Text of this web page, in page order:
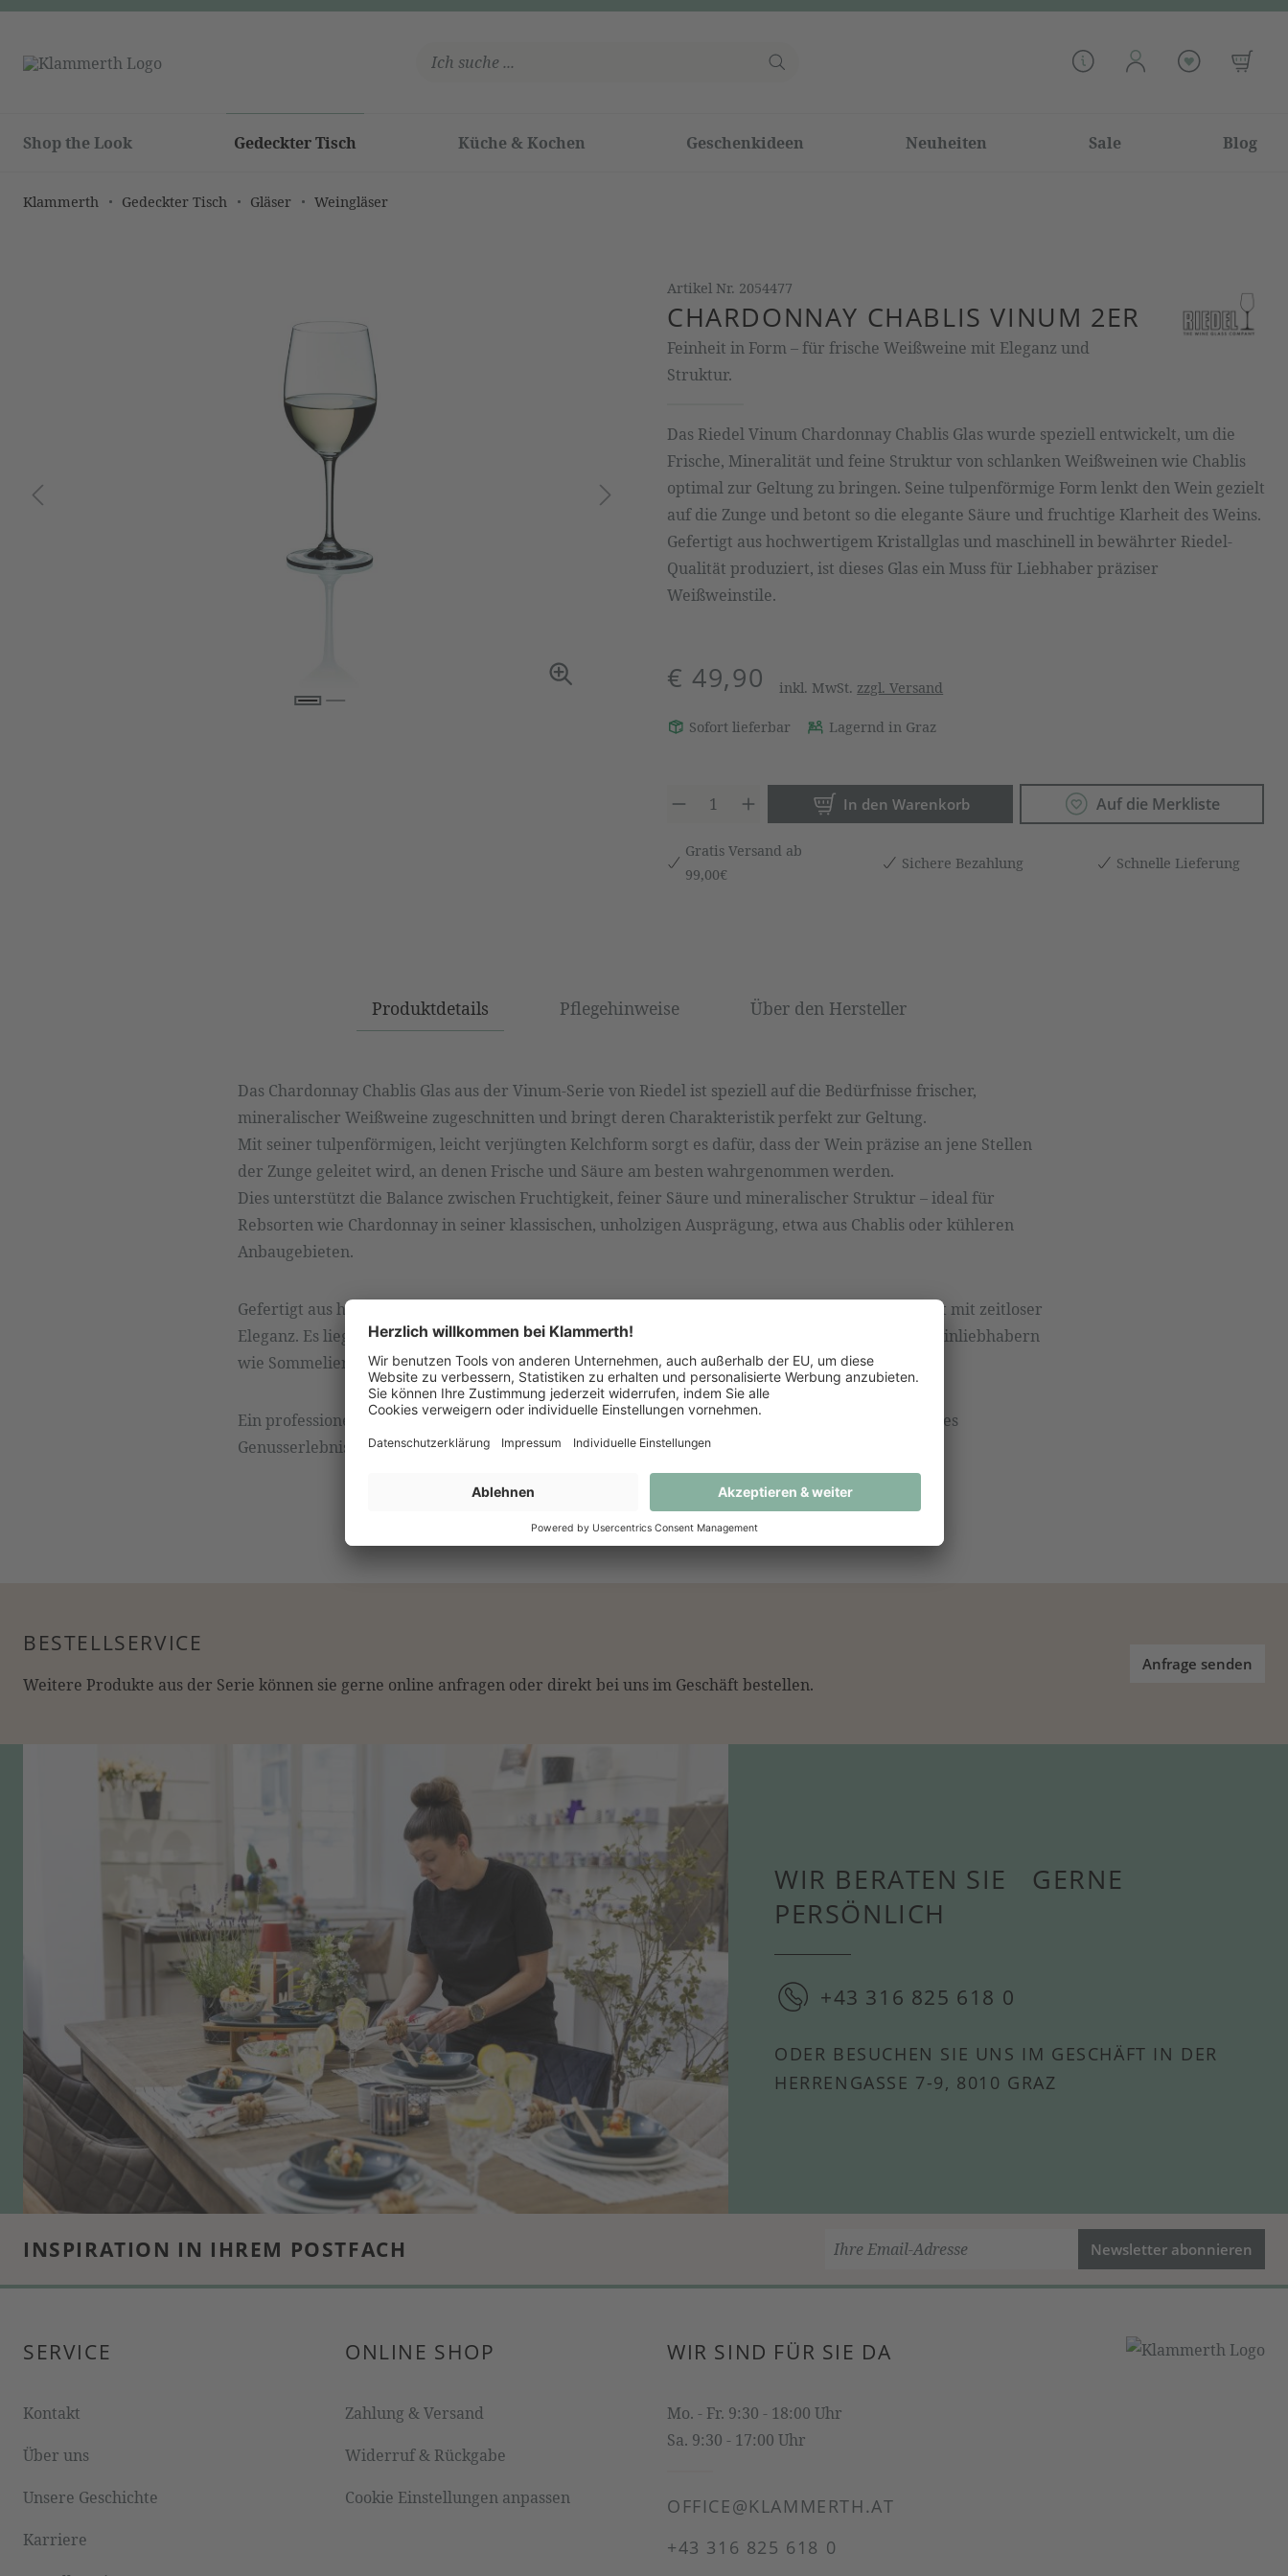
Shop the Look Gedeckter Tisch Küche & Kochen Geschenkideen Neuheiten Sale Blog
Klammerth Gedeckter Tisch Gläser Weingläser
Artikel Nr. 2054477
CHARDONNAY CHABLIS VINUM 2ER
Feinheit in Form – für frische Weißweine mit Eleganz und
Struktur.
Das Riedel Vinum Chardonnay Chablis Glas wurde speziell entwickelt, um die
Frische, Mineralität und feine Struktur von schlanken Weißweinen wie Chablis
optimal zur Geltung zu bringen. Seine tulpenförmige Form lenkt den Wein gezielt
auf die Zunge und betont so die elegante Säure und fruchtige Klarheit des Weins.
Gefertigt aus hochwertigem Kristallglas und maschinell in bewährter Riedel-
Qualität produziert, ist dieses Glas ein Muss für Liebhaber präziser
Weißweinstile.
€ 49,90 inkl. MwSt. zzgl. Versand
Sofort lieferbar Lagernd in Graz
Produkt Anzahl: Gib den gewünschten Wert
In den Warenkorb Auf die Merkliste
Gratis Versand ab
99,00€
Sichere Bezahlung Schnelle Lieferung
Produktdetails Pflegehinweise Über den Hersteller
Das Chardonnay Chablis Glas aus der Vinum-Serie von Riedel ist speziell auf die Bedürfnisse frischer,
mineralischer Weißweine zugeschnitten und bringt deren Charakteristik perfekt zur Geltung.
Mit seiner tulpenförmigen, leicht verjüngten Kelchform sorgt es dafür, dass der Wein präzise an jene Stellen
der Zunge geleitet wird, an denen Frische und Säure am besten wahrgenommen werden.
Dies unterstützt die Balance zwischen Fruchtigkeit, feiner Säure und mineralischer Struktur – ideal für
Rebsorten wie Chardonnay in seiner klassischen, unholzigen Ausprägung, etwa aus Chablis oder kühleren
Anbaugebieten.
Gefertigt aus hochwertigem Kristallglas und maschinell geblasen, vereint das Glas Funktionalität mit zeitloser
Eleganz. Es liegt leicht in der Hand, ist spülmaschinenfest und erfüllt höchste Ansprüche von Weinliebhabern
wie Sommeliers gleichermaßen.
Ein professionelles Verkostungsglas, das das Aromenspektrum präziser Weißweine hebt und jedes
Genusserlebnis verfeinert.
BESTELLSERVICE
Weitere Produkte aus der Serie können sie gerne online anfragen oder direkt bei uns im Geschäft bestellen.
Anfrage senden
WIR BERATEN SIE GERNE
PERSÖNLICH
+43 316 825 618 0
ODER BESUCHEN SIE UNS IM GESCHÄFT IN DER
HERRENGASSE 7-9, 8010 GRAZ
INSPIRATION IN IHREM POSTFACH Newsletter abonnieren
SERVICE
Kontakt
Über uns
Unsere Geschichte
Karriere
ONLINE SHOP
Zahlung & Versand
Widerruf & Rückgabe
Cookie Einstellungen anpassen
WIR SIND FÜR SIE DA
Mo. - Fr. 9:30 - 18:00 Uhr
Sa. 9:30 - 17:00 Uhr
OFFICE@KLAMMERTH.AT
+43 316 825 618 0